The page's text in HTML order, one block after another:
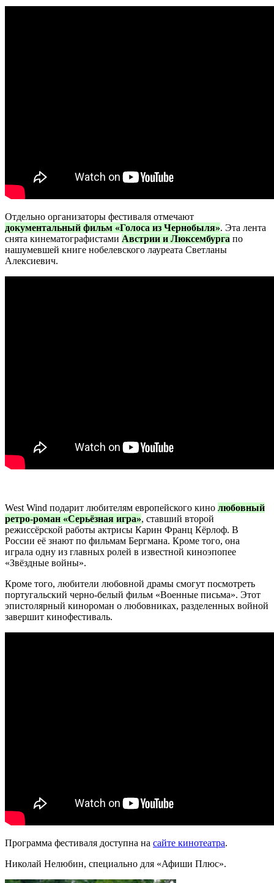
Отдельно организаторы фестиваля отмечают
документальный фильм «Голоса из Чернобыля». Эта лента
снята кинематографистами Австрии и Люксембурга по
нашумевшей книге нобелевского лауреата Светланы
Алексиевич.
West Wind подарит любителям европейского кино любовный
ретро-роман «Серьёзная игра», ставший второй
режиссёрской работы актрисы Карин Франц Кёрлоф. В
России её знают по фильмам Бергмана. Кроме того, она
играла одну из главных ролей в известной киноэпопее
«Звёздные войны».
Кроме того, любители любовной драмы смогут посмотреть
португальский черно-белый фильм «Военные письма». Этот
эпистолярный кинороман о любовниках, разделенных войной
завершит кинофестиваль.
Программа фестиваля доступна на сайте кинотеатра.
Николай Нелюбин, специально для «Афиши Плюс».